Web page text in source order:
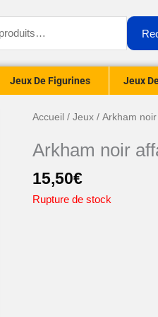
Jeux De Figurines Jeux
Accueil /Jeux / Arkham
Arkham noir
15,50€
Rupture de stock